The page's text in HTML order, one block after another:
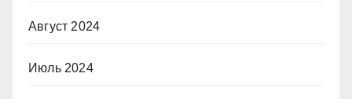
Август 2024
Июль 2024